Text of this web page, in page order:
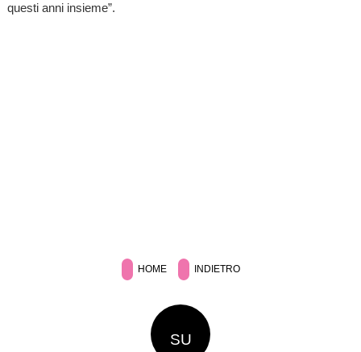
questi anni insieme”.
HOME INDIETRO
SU